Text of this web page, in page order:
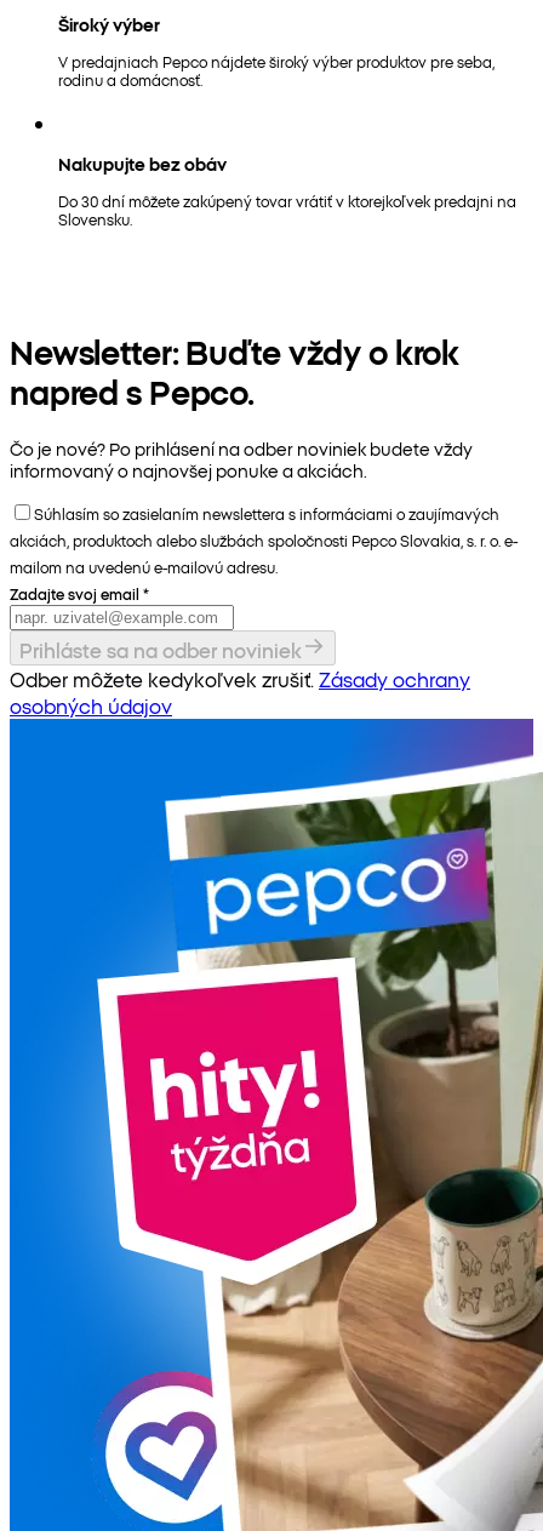
Široký výber
V predajniach Pepco nájdete široký výber produktov pre seba,
rodinu a domácnosť.
Nakupujte bez obáv
Do 30 dní môžete zakúpený tovar vrátiť v ktorejkoľvek predajni na
Slovensku.
Newsletter: Buďte vždy o krok
napred s Pepco.
Čo je nové? Po prihlásení na odber noviniek budete vždy
informovaný o najnovšej ponuke a akciách.
Súhlasím so zasielaním newslettera s informáciami o zaujímavých
akciách, produktoch alebo službách spoločnosti Pepco Slovakia, s. r. o. e-
mailom na uvedenú e-mailovú adresu.
Zadajte svoj email *
Prihláste sa na odber noviniek
Odber môžete kedykoľvek zrušiť. Zásady ochrany
osobných údajov